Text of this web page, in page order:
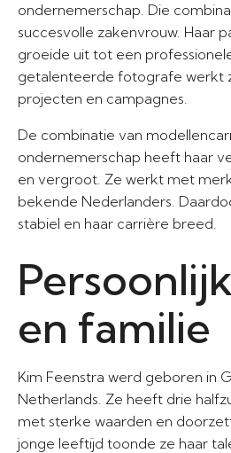
ondernemerschap. Die
succesvolle zakenvrouw. Haar
groeide uit tot een
getalenteerde fotografe werkt
projecten en campagnes.
De combinatie van
ondernemerschap heeft haar
en vergroot. Ze werkt met
bekende Nederlanders.
stabiel en haar carrière breed.
en familie
Kim Feenstra werd geboren in
Netherlands. Ze heeft drie
met sterke waarden en
jonge leeftijd toonde ze haar